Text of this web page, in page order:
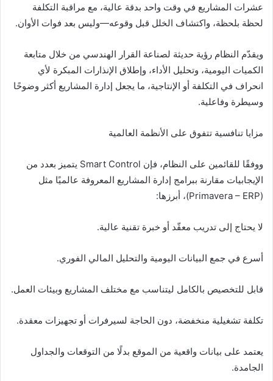
عشرات المشاريع في وقت واحد بدقة عالية، مع مراقبة التكلفة
لحظة بلحظة، واكتشاف الخلل قبل وقوعه—وليس بعد فوات الأوان.
ويقدّم النظام رؤية حديثة لصناعة القرار الهندسي من خلال متابعة
الكميات اليومية، وتحليل الأداء، وإطلاق الإنذارات المبكرة لأي
انحراف في التكلفة أو الإنتاجية، ما يجعل إدارة المشاريع أكثر وضوحًا
وسيطرة وفاعلية.
مزايا تنافسية تتفوق على الأنظمة العالمية
ووفقًا للقائمين على النظام، فإن Smart Control يتميز بعدد من
الإيجابيات مقارنة ببرامج إدارة المشاريع المعروفة عالميًا مثل
(Primavera – ERP)، أبرزها:
لا يحتاج إلى تدريب معقّد أو خبرة تقنية عالية.
أسرع في جمع البيانات اليومية والتحليل المالي الفوري.
قابل للتخصيص بالكامل ليتناسب مع مختلف المشاريع وبيئات العمل.
تكلفة تشغيلية منخفضة، دون الحاجة لسيرفرات أو تجهيزات معقدة.
يعتمد على بيانات واقعية من الموقع بدلًا من التوقعات والجداول
الجامدة.